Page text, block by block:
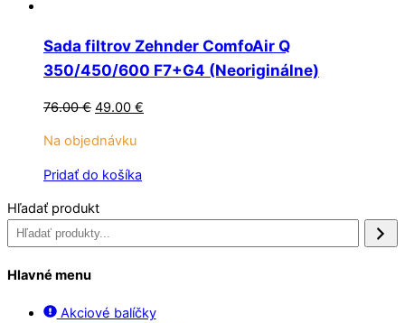
Sada filtrov Zehnder ComfoAir Q
350/450/600 F7+G4 (Neoriginálne)
76.00€ Pôvodná
bola:
76.00 €.
49.00 €
Na objednávku
Pridať do košíka
Hľadať produkt
Hlavné menu
Akciové balíčky